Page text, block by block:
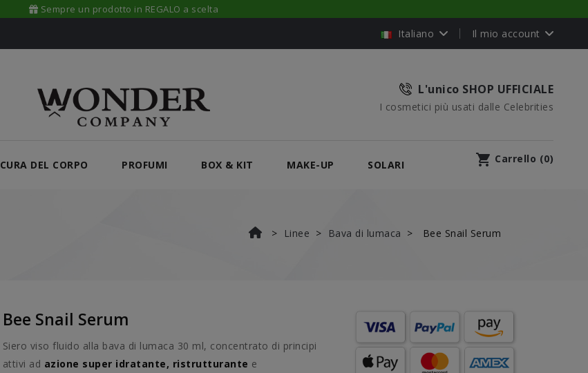
Sempre un prodotto in REGALO a scelta
Italiano Il mio account
L'unico SHOP UFFICIALE
I cosmetici più usati dalle Celebrities
CURA DEL CORPO PROFUMI BOX & KIT MAKE-UP SOLARI shopping_cart Carrello (0)
Linee Bava di lumaca Bee Snail Serum
Bee Snail Serum
Siero viso fluido alla bava di lumaca 30 ml, concentrato di principi
attivi ad azione super idratante, ristrutturante e